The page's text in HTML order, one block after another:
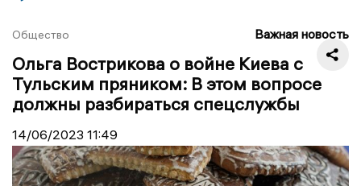
Общество Важная новость
Ольга Вострикова о войне Киева с
Тульским пряником: В этом вопросе
должны разбираться спецслужбы
14/06/2023 11:49